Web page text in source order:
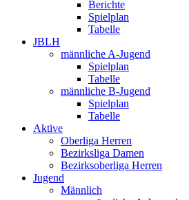
Berichte
Spielplan
Tabelle
JBLH
männliche A-Jugend
Spielplan
Tabelle
männliche B-Jugend
Spielplan
Tabelle
Aktive
Oberliga Herren
Bezirksliga Damen
Bezirksoberliga Herren
Jugend
Männlich